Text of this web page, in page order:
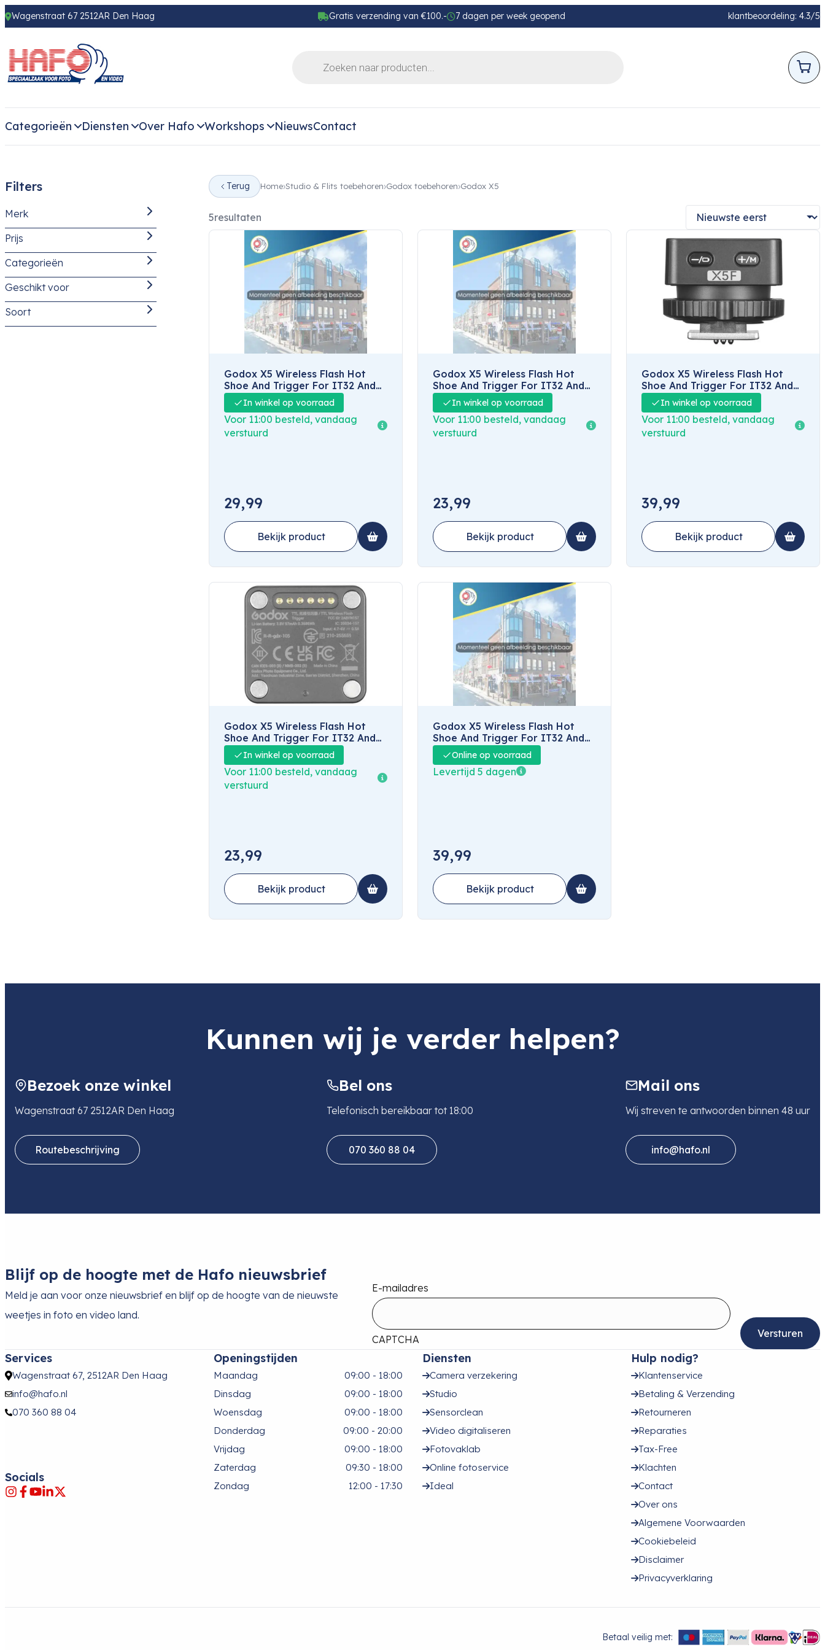
Wagenstraat 67 2512AR Den Haag Gratis verzending van €100.- 7 dagen per week geopend klantbeoordeling: 4.3/5
Categorieën Diensten Over Hafo Workshops NieuwsContact
Filters
Merk
Godox
Prijs
Categorieën
Godox X5(5)
Nieuw
Geschikt voor
Soort
Terug Home Studio & Flits toebehoren Godox toebehoren Godox X5
5resultaten
Godox X5 Wireless Flash Hot
Shoe And Trigger For IT32 And
SonyIn winkel op voorraad
Voor 11:00 besteld, vandaag
verstuurd
29,99
Bekijk product
Godox X5 Wireless Flash Hot
Shoe And Trigger For IT32 And
NikonIn winkel op voorraad
Voor 11:00 besteld, vandaag
verstuurd
23,99
Bekijk product
Godox X5 Wireless Flash Hot
Shoe And Trigger For IT32 And
FujifilmIn winkel op voorraad
Voor 11:00 besteld, vandaag
verstuurd
39,99
Bekijk product
Godox X5 Wireless Flash Hot
Shoe And Trigger For IT32 And
CanonIn winkel op voorraad
Voor 11:00 besteld, vandaag
verstuurd
23,99
Bekijk product
Godox X5 Wireless Flash Hot
Shoe And Trigger For IT32 And
LeicaOnline op voorraad
Levertijd 5 dagen
39,99
Bekijk product
Kunnen wij je verder helpen?
Bezoek onze winkel
Wagenstraat 67 2512AR Den Haag
Routebeschrijving
Bel ons
Telefonisch bereikbaar tot 18:00
070 360 88 04
Mail ons
Wij streven te antwoorden binnen 48 uur
info@hafo.nl
Blijf op de hoogte met de Hafo nieuwsbrief
Meld je aan voor onze nieuwsbrief en blijf op de hoogte van de nieuwste
weetjes in foto en video land.
E-mailadres
CAPTCHA
Services
Wagenstraat 67, 2512AR Den Haag
info@hafo.nl
070 360 88 04
Socials
Openingstijden
Maandag
09:00 - 18:00
Dinsdag
09:00 - 18:00
Woensdag
09:00 - 18:00
Donderdag
09:00 - 20:00
Vrijdag
09:00 - 18:00
Zaterdag
09:30 - 18:00
Zondag
12:00 - 17:30
Diensten
Camera verzekering
Studio
Sensorclean
Video digitaliseren
Fotovaklab
Online fotoservice
Ideal
Hulp nodig?
Klantenservice
Betaling & Verzending
Retourneren
Reparaties
Tax-Free
Klachten
Contact
Over ons
Algemene Voorwaarden
Cookiebeleid
Disclaimer
Privacyverklaring
Betaal veilig met: